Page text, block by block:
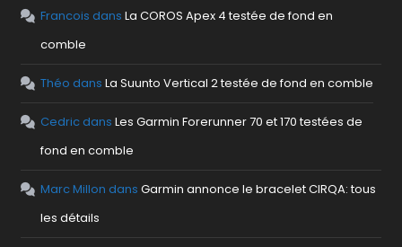
Francois dansLa COROS Apex 4 testée de fond en
comble
Théo dansLa Suunto Vertical 2 testée de fond en comble
CedricdansLes Garmin Forerunner 70 et 170 testées de
fond en comble
Marc Millon dansGarmin annonce le bracelet CIRQA: tous
les détails